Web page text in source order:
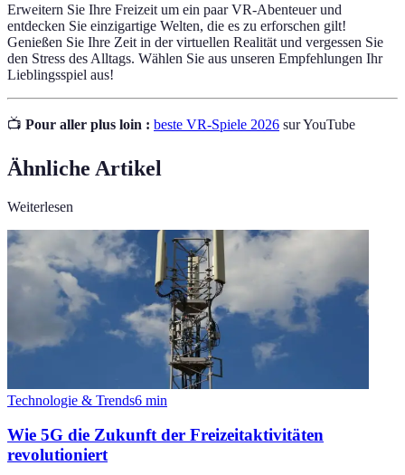
Erweitern Sie Ihre Freizeit um ein paar VR-Abenteuer und
entdecken Sie einzigartige Welten, die es zu erforschen gilt!
Genießen Sie Ihre Zeit in der virtuellen Realität und vergessen Sie
den Stress des Alltags. Wählen Sie aus unseren Empfehlungen Ihr
Lieblingsspiel aus!
📺 Pour aller plus loin : beste VR-Spiele 2026 sur YouTube
Ähnliche Artikel
Weiterlesen
Technologie & Trends6 min
Wie 5G die Zukunft der Freizeitaktivitäten
revolutioniert